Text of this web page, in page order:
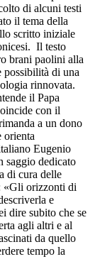
di alcuni testi
il tema della
scritto iniziale
Il testo
brani paolini alla
possibilità di una
rinnovata.
il Papa
con il
a un dono
orienta
Eugenio
saggio dedicato
di cura delle
«Gli orizzonti di
e
dire subito che se
agli altri e al
da quello
tempo la